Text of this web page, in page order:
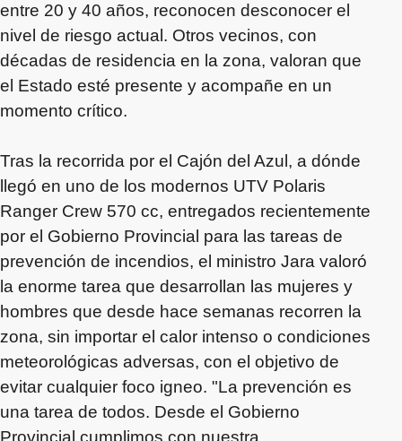
entre 20 y 40 años, reconocen desconocer el
nivel de riesgo actual. Otros vecinos, con
décadas de residencia en la zona, valoran que
el Estado esté presente y acompañe en un
momento crítico.
Tras la recorrida por el Cajón del Azul, a dónde
llegó en uno de los modernos UTV Polaris
Ranger Crew 570 cc, entregados recientemente
por el Gobierno Provincial para las tareas de
prevención de incendios, el ministro Jara valoró
la enorme tarea que desarrollan las mujeres y
hombres que desde hace semanas recorren la
zona, sin importar el calor intenso o condiciones
meteorológicas adversas, con el objetivo de
evitar cualquier foco igneo. "La prevención es
una tarea de todos. Desde el Gobierno
Provincial cumplimos con nuestra